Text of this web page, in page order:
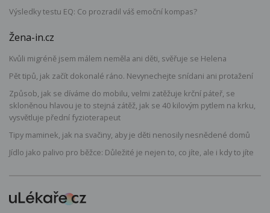
Výsledky testu EQ: Co prozradil váš emoční kompas?
Žena-in.cz
Kvůli migréně jsem málem neměla ani děti, svěřuje se Helena
Pět tipů, jak začít dokonalé ráno. Nevynechejte snídani ani protažení
Způsob, jak se díváme do mobilu, velmi zatěžuje krční páteř, se
skloněnou hlavou je to stejná zátěž, jak se 40 kilovým pytlem na krku,
vysvětluje přední fyzioterapeut
Tipy maminek, jak na svačiny, aby je děti nenosily nesnědené domů
Jídlo jako palivo pro běžce: Důležité je nejen to, co jíte, ale i kdy to jíte